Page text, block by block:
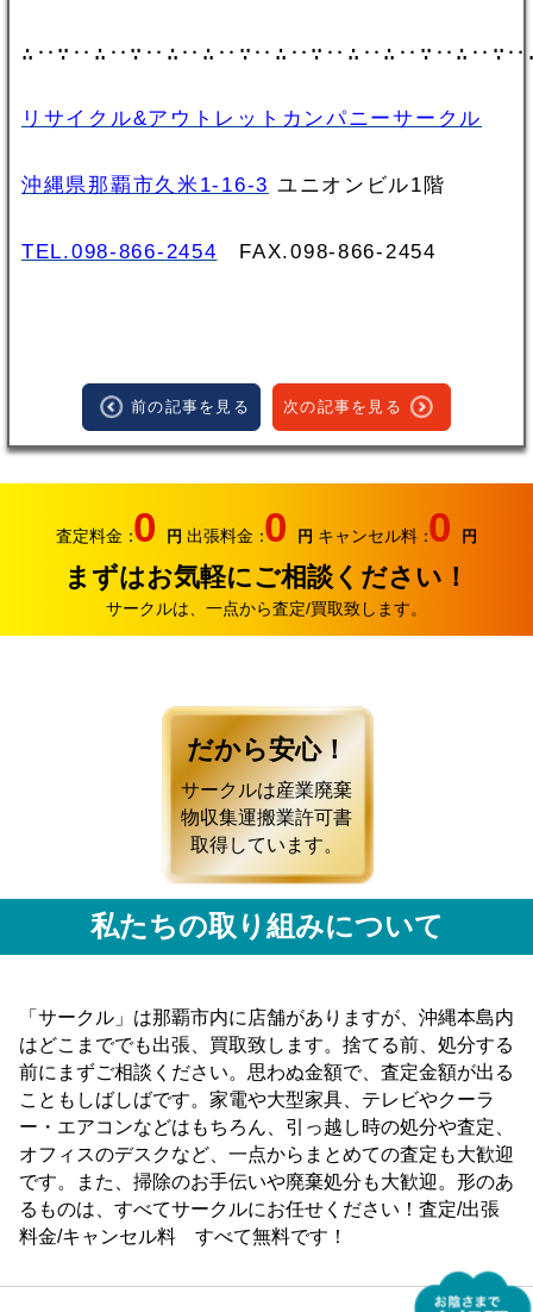
リサイクル&アウトレットカンパニーサークル
沖縄県那覇市久米1-16-3 ユニオンビル1階
TEL.098-866-2454 FAX.098‐866‐2454
前の記事を見る 次の記事を見る
査定料金：0 円 出張料金：0 円 キャンセル料：0 円
まずはお気軽にご相談ください！
サークルは、一点から査定/買取致します。
だから安心！
サークルは産業廃棄
物収集運搬業許可書
取得しています。
私たちの取り組みについて
「サークル」は那覇市内に店舗がありますが、沖縄本島内
はどこまででも出張、買取致します。捨てる前、処分する
前にまずご相談ください。思わぬ金額で、査定金額が出る
こともしばしばです。家電や大型家具、テレビやクーラ
ー・エアコンなどはもちろん、引っ越し時の処分や査定、
オフィスのデスクなど、一点からまとめての査定も大歓迎
です。また、掃除のお手伝いや廃棄処分も大歓迎。形のあ
るものは、すべてサークルにお任せください！査定/出張
料金/キャンセル料 すべて無料です！